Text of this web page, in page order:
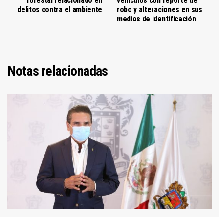
delitos contra el ambiente
robo y alteraciones en sus
medios de identificación
Notas relacionadas